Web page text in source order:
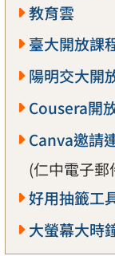
教育雲
臺大開放課
陽明交大開
Cousera開
Canva邀請
(仁中電子郵
好用抽籤工
大螢幕大時